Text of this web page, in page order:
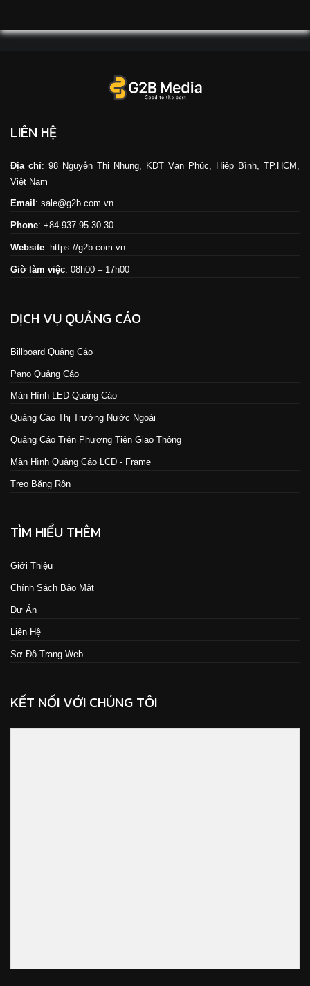
LIÊN HỆ
Địa chỉ: 98 Nguyễn Thị Nhung, KĐT Vạn Phúc, Hiệp Bình, TP.HCM,
Việt Nam
Email : sale@g2b.com.vn
Phone: +84 937 95 30 30
Website: https://g2b.com.vn
Giờ làm việc: 08h00 – 17h00
DỊCH VỤ QUẢNG CÁO
Billboard Quảng Cáo
Pano Quảng Cáo
Màn Hình LED Quảng Cáo
Quảng Cáo Thị Trường Nước Ngoài
Quảng Cáo Trên Phương Tiện Giao Thông
Màn Hình Quảng Cáo LCD - Frame
Treo Băng Rôn
TÌM HIỂU THÊM
Giới Thiệu
Chính Sách Bảo Mật
Dự Án
Liên Hệ
Sơ Đồ Trang Web
KẾT NỐI VỚI CHÚNG TÔI